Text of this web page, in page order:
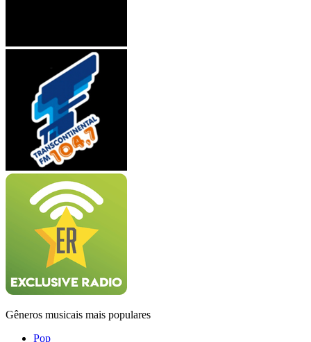
Gêneros musicais mais populares
Pop